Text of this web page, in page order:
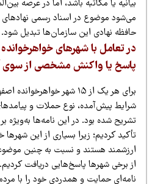
یا مکاتبه باشد، اما در عرصه
موضوع در اسناد رسمی نهادهای
نهادی این سازمان‌ها تبدیل شود.
تعامل با شهرهای خواهرخوانده
یا واکنش مشخصی از سوی آن‌ها
برای هر یک از ۱۵ شهر خواهرخوانده
پیش‌آمده، نوع حملات و پیامدهای آن
شده بود. در این نامه‌ها به‌ویژه بر
کردیم؛ زیرا بسیاری از این شهرها خود
هستند و نسبت به چنین موضوعاتی
برخی شهرها پاسخ‌هایی دریافت کردیم. برای
حمایت و همدردی خود را با مردم